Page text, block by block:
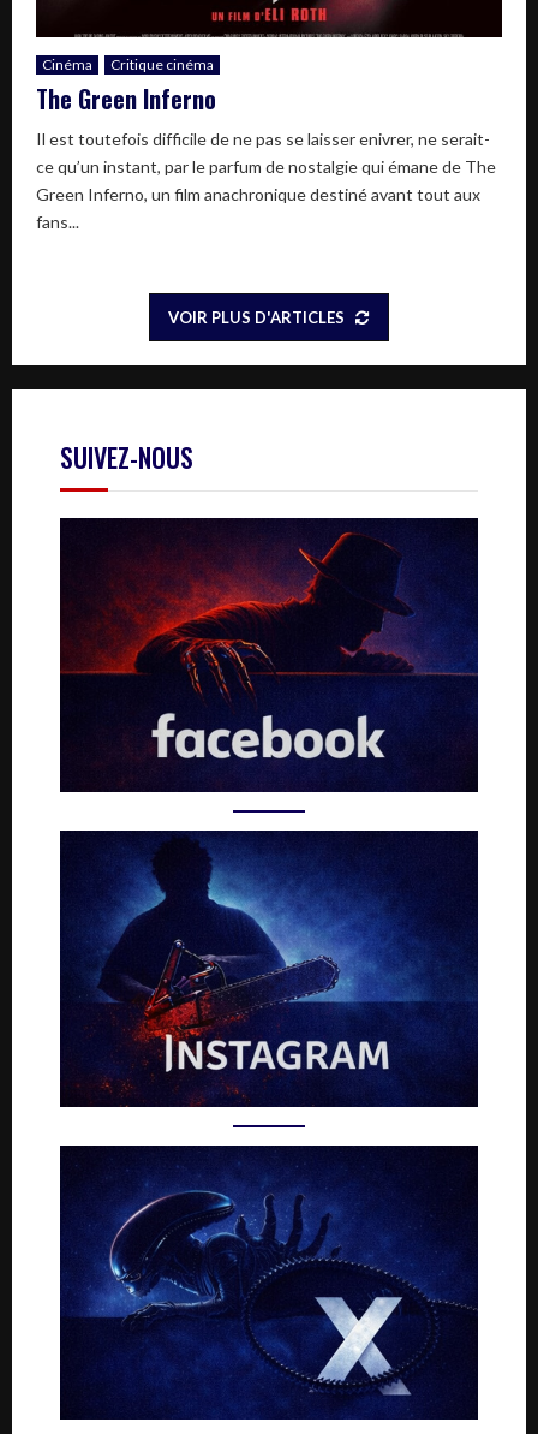
Cinéma Critique cinéma
The Green Inferno
Il est toutefois difficile de ne pas se laisser enivrer, ne serait-
ce qu’un instant, par le parfum de nostalgie qui émane de The
Green Inferno, un film anachronique destiné avant tout aux
fans...
VOIR PLUS D'ARTICLES
SUIVEZ-NOUS